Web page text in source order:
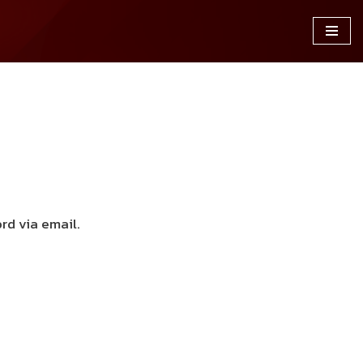
via email.